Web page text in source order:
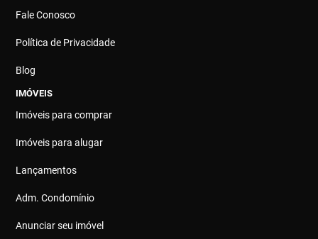
Fale Conosco
Política de Privacidade
Blog
IMÓVEIS
Imóveis para comprar
Imóveis para alugar
Lançamentos
Adm. Condomínio
Anunciar seu imóvel